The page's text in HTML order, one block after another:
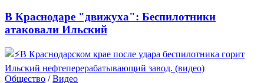
В Краснодаре "движуха": Беспилотники
атаковали Ильский
Общество /Видео